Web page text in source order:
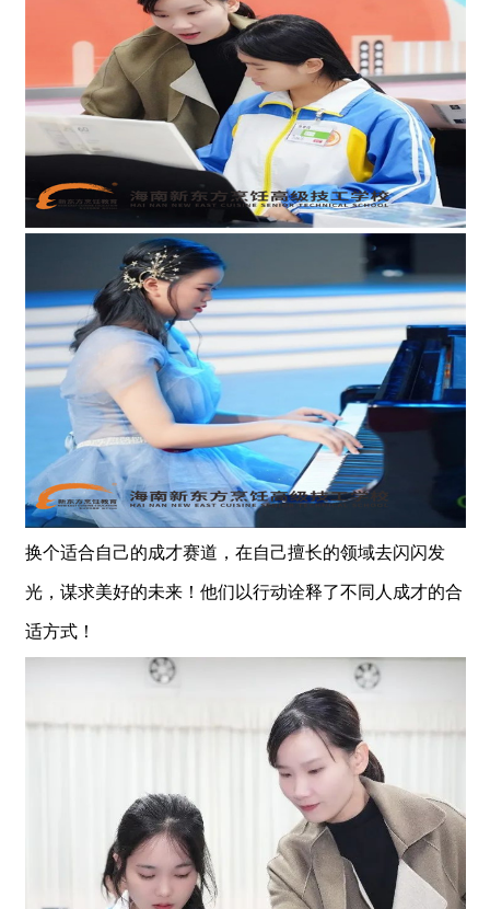
换个适合自己的成才赛道，在自己擅长的领域去闪闪发
光，谋求美好的未来！他们以行动诠释了不同人成才的合
适方式！